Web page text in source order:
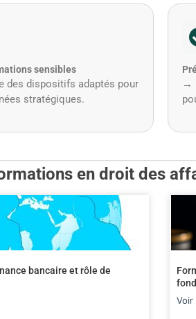
sensibles
des dispositifs adaptés pour
stratégiques.
→
en droit des
bancaire et rôle de